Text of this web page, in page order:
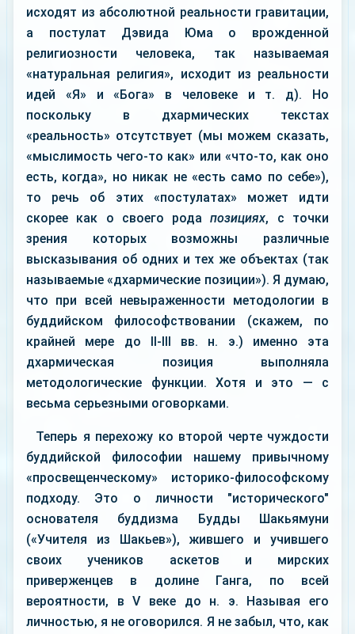
исходят из абсолютной реальности гравитации,
а постулат Дэвида Юма о врожденной
религиозности человека, так называемая
«натуральная религия», исходит из реальности
идей «Я» и «Бога» в человеке и т. д). Но
поскольку в дхармических текстах
«реальность» отсутствует (мы можем сказать,
«мыслимость чего-то как» или «что-то, как оно
есть, когда», но никак не «есть само по себе»),
то речь об этих «постулатах» может идти
скорее как о своего родапозициях, с точки
зрения которых возможны различные
высказывания об одних и тех же объектах (так
называемые «дхармические позиции»). Я думаю,
что при всей невыраженности методологии в
буддийском философствовании (скажем, по
крайней мере до II-III вв. н. э.) именно эта
дхармическая позиция выполняла
методологические функции. Хотя и это — с
весьма серьезными оговорками.
Теперь я перехожу ко второй черте чуждости
буддийской философии нашему привычному
«просвещенческому» историко-философскому
подходу. Это о личности "исторического"
основателя буддизма Будды Шакьямуни
(«Учителя из Шакьев»), жившего и учившего
своих учеников аскетов и мирских
приверженцев в долине Ганга, по всей
вероятности, в V веке до н. э. Называя его
личностью, я не оговорился. Я не забыл, что, как